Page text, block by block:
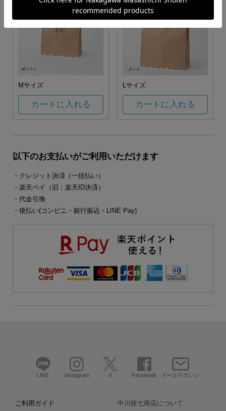
Mサイズ
カートに入れる
Lサイズ
カートに入れる
以下のお支払いがご利用いただけます
・クレジット決済（一括払い）
・楽天ペイ（旧：楽天ID決済）
・代金引換
・後払い(コンビニ・銀行振込・LINE Pay)
LINE Instagram X Facebook メールマガジン
ご利用ガイド 中川政七商店について